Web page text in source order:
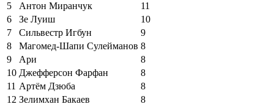
5
Антон Миранчук
11
6
Зе Луиш
10
7
Сильвестр Игбун
9
8
Магомед-Шапи Сулейманов 8
9
Ари
8
10 Джефферсон Фарфан
8
11 Артём Дзюба
8
12 Зелимхан Бакаев
8